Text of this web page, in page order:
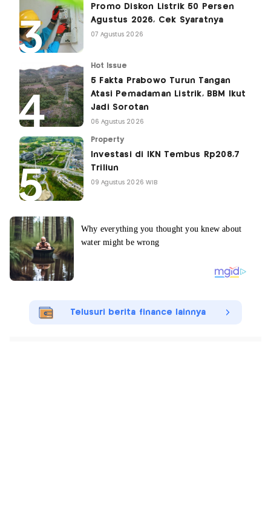
Promo Diskon Listrik 50 Persen
Agustus 2026, Cek Syaratnya
07 Agustus 2026
Hot Issue
5 Fakta Prabowo Turun Tangan
Atasi Pemadaman Listrik, BBM Ikut
Jadi Sorotan
06 Agustus 2026
Property
Investasi di IKN Tembus Rp208,7
Triliun
09 Agustus 2026 WIB
Telusuri berita finance lainnya